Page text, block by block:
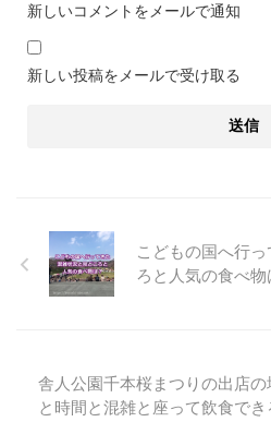
新しいコメントをメールで通知
新しい投稿をメールで受け取る
こどもの国へ行
ろと人気の食べ物
舎人公園千本桜まつりの出店
と時間と混雑と座って飲食でき